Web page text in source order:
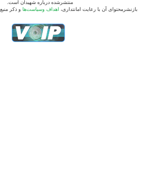
منتشرشده درباره شهیدان است.
بازنشرمحتوای آن با رعایت امانتداری، اهداف وسیاست‌ها و ذکر منبع